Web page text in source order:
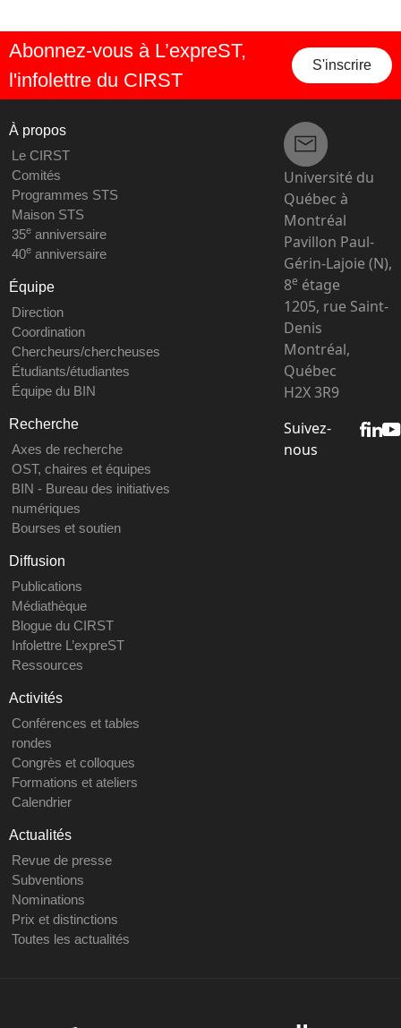
Abonnez-vous à L’expreST,
l'infolettre du CIRST
S'inscrire
À propos
Le CIRST
Comités
Programmes STS
Maison STS
35eanniversaire
40eanniversaire
Équipe
Direction
Coordination
Chercheurs/chercheuses
Étudiants/étudiantes
Équipe du BIN
Recherche
Axes de recherche
OST, chaires et équipes
BIN - Bureau des initiatives
numériques
Bourses et soutien
Diffusion
Publications
Médiathèque
Blogue du CIRST
Infolettre L’expreST
Ressources
Activités
Conférences et tables
rondes
Congrès et colloques
Formations et ateliers
Calendrier
Actualités
Revue de presse
Subventions
Nominations
Prix et distinctions
Toutes les actualités
Université du
Québec à
Montréal
Pavillon Paul-
Gérin-Lajoie (N),
8e étage
1205, rue Saint-
Denis
Montréal,
Québec
H2X 3R9
Suivez-
nous